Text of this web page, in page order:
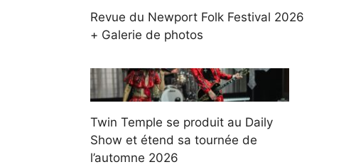
Revue du Newport Folk Festival 2026
+ Galerie de photos
Twin Temple se produit au Daily
Show et étend sa tournée de
l’automne 2026